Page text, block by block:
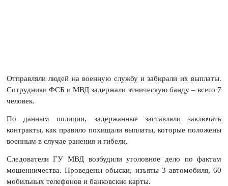
Отправляли людей на военную службу и забирали их выплаты.
Сотрудники ФСБ и МВД задержали этническую банду – всего 7
человек.
По данным полиции, задержанные заставляли заключать
контракты, как правило похищали выплаты, которые положены
военным в случае ранения и гибели.
Следователи ГУ МВД возбудили уголовное дело по фактам
мошенничества. Проведены обыски, изъяты 3 автомобиля, 60
мобильных телефонов и банковские карты.